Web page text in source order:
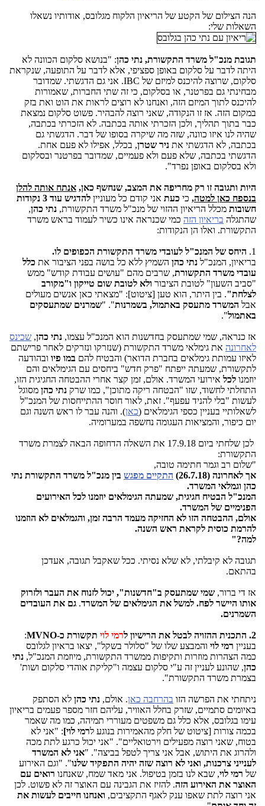
הנה הצילום של הקטע של הריאיון הלקוח מגלובס, אודותיו נשאלו
השאלות שלי:
תגובת מנכ"ל משרד התקשורת, נתי כהן: "בנושא סלקום הכוונה לא
היתה לדבר על סלקום באופן ספציפי, אלא לדבר על התופעה, שנקראת
סלקום, שרוצה להיכנס למיזם של IBC. אני גם הדגשתי. שמדובר
מבחינתי גם בפרטנר, או בסלקום, כי זה שתי החברות, שאמורות
להיכנס לתוך המיזם הזה, ואנחנו לא רוצים לראות את הוט ואת בזק
במקום הזה. אז זו הנקודה, שאני רוצה להבהיר. פשוט סלקום נמצאת
כבר בתוך תהליך, ולכן הזכרתי אותה בכתבה. לא הזכרתי בכתבה,
שהיה לנו איזו כוונה, שזה מה שיקרה בסופו של דבר. הדגשתי גם
בכתבה, לא הדגשתי את ניר שטרן, בכלל, אפילו לא פעם אחת.
הדגשתי בכתבה, שלא פעם ולא פעמיים, שמדובר בפרטנר ובסלקום
ולא בסלקום באופן נפרד".
היות ותגובה זו רק מחריפה את המצב, שנחשף כאן, אנתח אותה להלן
בנספח כאן למטה, כי כעת אני קודם כל מעוניין
להדגיש עוד 3 נקודות
חשובות מכלל הריאיון ההזוי של מנכ"ל משרד התקשורת, נתי כהן,
שהתגלה בריאיון הזה כמי שכנראה אינו כשיר לעמוד בראש משרד
התקשורת. ואלו הן הנקודות:
1. היחס של המנכ"ל לעובדי משרד התקשורת הכפופים לו.
בריאיון, המנכ"ל נתי כהן השמיץ ללא כל בושה בפני הציבור את כלל
עובדי משרד התקשורת, שרבים מהם "עושים עבודת קודש" ממש
"סביב השעון" לטובת הציבור ולא לטובת שום טייקון ו"מקורב
לצלחת". בין היתר, הוא טען [ציטוט]: "מצאתי כאן אנשים מעולים
אבל המשרד מתעסק באתמול, בשמרנות". "שמרנים שמתעסקים
באתמול".
אז כנראה, שמי שמתעסק בחדשנות הוא המנכ"ל עצמו, נתי כהן, שכינס
לאחרונה את גימלאי משרד התקשורת (שנזרקו ונזרקים לאחר פרישתם
לאיזו עמותת גימלאים בחברת הדואר) והבטיח להם במו פיו ובהודעה
לתקשורת, שמעתה ייפתח "פרק חדש" ביחסים עם הגימלאים והם
יוזמנו לכל אירועי המשרד. אולם, זמן קצר אחרי ההבטחה החגיגית הזו,
התחלתי לחשוד, שזו "הבטחה ריקה מתוכן", כמו שרק נתי כהן מסוגל
לעשות "בלי להניד עפעף". זאת, לאור חוסר ההתייחסות של המנכ"ל
לשאלותיי בעניין כספי הגימלאים (כאן). והנה עבר לו ראש השנה וגם
יום כיפור, והמציאות העגומה נחשפה במערומיה.
לכן שלחתי ביום 17.9.18 את השאלה הדחופה הבאה לצמרת משרד
התקשורת:
"שלום רב וגמר חתימה טובה,
אך לאחרונה (26.7.18)
התקיים מפגש בין מנכ"ל משרד התקשורת נתי
כהן וגמלאי המשרד.
המנכ"ל הבטיח חגיגית, שמעתה הגימלאים יוזמנו לכל האירועים
הפנימיים של המשרד.
אולם, ההבטחה הזו לא החזיקה מעמד הרבה זמן, והגמלאים לא הוזמנו
להרמת כוסית לקראת ראש השנה.
למה?"
תגובה לא קיבלתי, לא שלא נסיתי. ככל שאקבל תגובה, אעדכן
בהתאם.
אז די ברור, שמי שמתעסק ב"חדשנות", יכול לזנוח את העבר ולזרוק
אותו היישר לפח. למשל את הגימלאים של המשרד. גם את העובדים
השמרנים.
2. התכנית ההזויה לבטל את הרישיון ל רמי לוי תקשורת כ-MVNO
:
בעניין רמי לוי והמבצע שלו של "סלולר בשקל", יצאו בראיון לגלובס
כמה הצהרות מוזרות ותקיפות ממשרד התקשורת, מיוזמת המנכ"ל, נתי
כהן, שהונע לעניין זה ע"י סלקום עצמה ו"קליקת אוהדי סלקום ושות'
בצמרת משרד התקשורת".
ניתחתי את הפרשה הזו בהרחבה כאן. אולם, נתי כהן לא הסתפק
באיומים סתמיים, שזרק בחלל האוויר, עליהם חזר מספר פעמים בריאיון
עימו בגלובס, אלא כלל גם משפטים מעוררי תמיהה, כמו מה שאמר
בכמה צורות [ציטוט של חלק מהאמירות בנוגע לרמי לוי]: "אני לא
בטוח, שאני רוצה מפעילים וירטואליים". "אני יכול כרגע לתת מכה
ולהרוג את היתוש, אבל אני צריך לטפל בביצה". "אני לא המשרד
לענייני צרכנות, ואני לא רוצה שזה יהיה התפקיד שלנו". "וגם האירוע
של רמי לוי, שבא לנו בזמן בטיפול. אני מאד שמח, שאנחנו רואים עם
האוצר את האירוע הזה. להזיז את הגבינה עם האוצר זה לא פשוט. לכן
אני רוצה לתת שאפו ענק לאגף התקציבים, ואנחנו חייבים לעשות את